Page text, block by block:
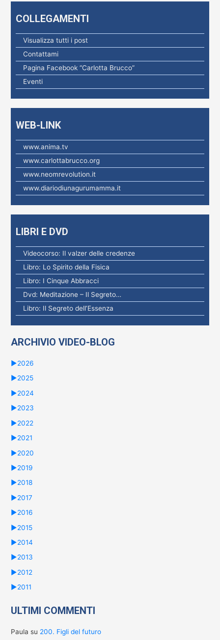
:
COLLEGAMENTI
Visualizza tutti i post
Contattami
Pagina Facebook “Carlotta Brucco”
Eventi
WEB-LINK
www.anima.tv
www.carlottabrucco.org
www.neomrevolution.it
www.diariodiunagurumamma.it
LIBRI E DVD
Videocorso: Il valzer delle credenze
Libro: Lo Spirito della Fisica
Libro: I Cinque Abbracci
Dvd: Meditazione – Il Segreto…
Libro: Il Segreto dell’Essenza
ARCHIVIO VIDEO-BLOG
►2026
►2025
►2024
►2023
►2022
►2021
►2020
►2019
►2018
►2017
►2016
►2015
►2014
►2013
►2012
►2011
ULTIMI COMMENTI
Paula su 200. Figli del futuro